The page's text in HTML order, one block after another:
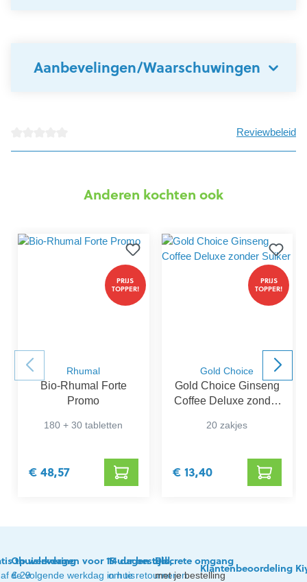
Aanbevelingen/Waarschuwingen
Reviewbeleid
Anderen kochten ook
PRIJS
TOPPER!
Rhumal
Bio-Rhumal Forte
Promo
180 + 30 tabletten
€ 48,57
PRIJS
TOPPER!
Gold Choice
Gold Choice Ginseng
Coffee Deluxe zonder
20 zakjes
€ 13,40
thuislevering
€ 29
Op werkdagen voor 15 uur besteld,
de volgende werkdag in huis
14 dagen tijd
om te retourneren
Discrete omgang
met je bestelling
Klantenbeoordeling